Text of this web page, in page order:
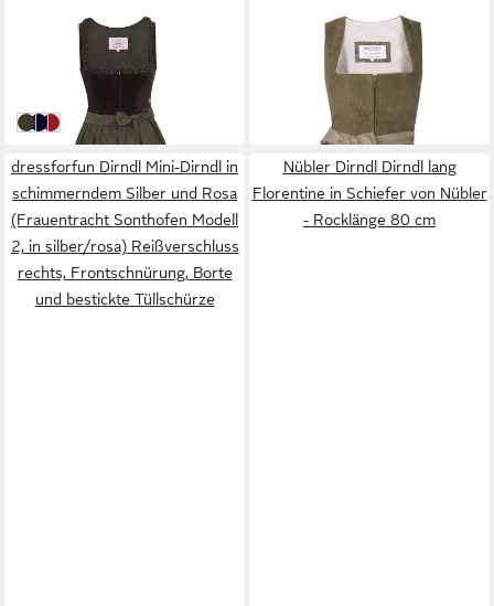
Dirndl Dirndl Emmering 70cm
Länge olive
olivdunkelblau
kirsche
EDELNICE
139,99 €
dressforfun Dirndl Mini-Dirndl in
schimmerndem Silber und Rosa
(Frauentracht Sonthofen Modell
2, in silber/rosa) Reißverschluss
rechts, Frontschnürung, Borte
und bestickte Tüllschürze
Nübler Dirndl Dirndl lang
Florentine in Schiefer von Nübler
- Rocklänge 80 cm